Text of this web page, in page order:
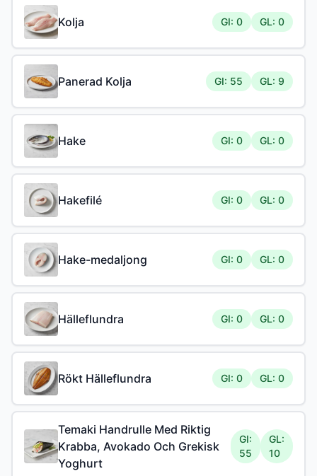
Kolja GI: 0 GL: 0
Panerad Kolja GI: 55 GL: 9
Hake GI: 0 GL: 0
Hakefilé GI: 0 GL: 0
Hake-medaljong GI: 0 GL: 0
Hälleflundra GI: 0 GL: 0
Rökt Hälleflundra GI: 0 GL: 0
Temaki Handrulle Med Riktig
Krabba, Avokado Och Grekisk
Yoghurt
GI:
55
GL:
10